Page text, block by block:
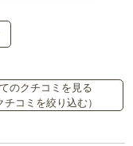
のクチコミを見る
チコミを絞り込む）